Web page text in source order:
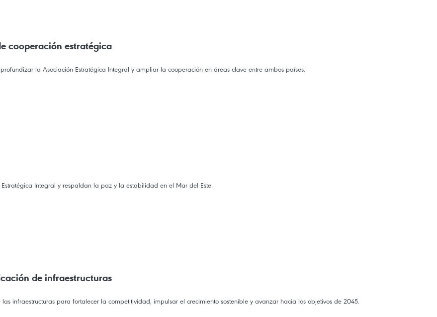
cooperación estratégica
la Asociación Estratégica Integral y ampliar la cooperación en áreas clave entre ambos países.
Integral y respaldan la paz y la estabilidad en el Mar del Este.
de infraestructuras
infraestructuras para fortalecer la competitividad, impulsar el crecimiento sostenible y avanzar hacia los objetivos de 2045.